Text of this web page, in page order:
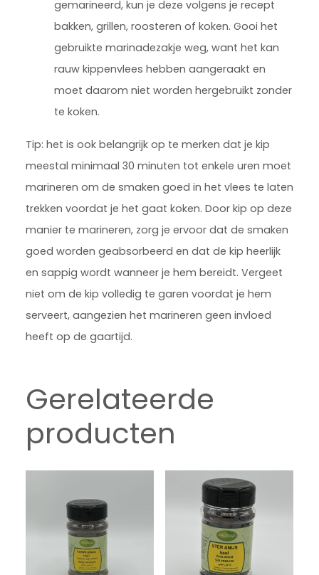
gemarineerd, kun je deze volgens je recept
bakken, grillen, roosteren of koken. Gooi het
gebruikte marinadezakje weg, want het kan
rauw kippenvlees hebben aangeraakt en
moet daarom niet worden hergebruikt zonder
te koken.
Tip: het is ook belangrijk op te merken dat je kip
meestal minimaal 30 minuten tot enkele uren moet
marineren om de smaken goed in het vlees te laten
trekken voordat je het gaat koken. Door kip op deze
manier te marineren, zorg je ervoor dat de smaken
goed worden geabsorbeerd en dat de kip heerlijk
en sappig wordt wanneer je hem bereidt. Vergeet
niet om de kip volledig te garen voordat je hem
serveert, aangezien het marineren geen invloed
heeft op de gaartijd.
Gerelateerde
producten